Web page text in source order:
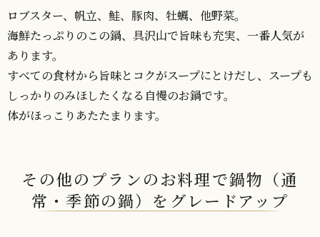
ロブスター、帆立、鮭、豚肉、牡蠣、他野菜。
海鮮たっぷりのこの鍋、具沢山で旨味も充実、一番人気が
あります。
すべての食材から旨味とコクがスープにとけだし、スープも
しっかりのみほしたくなる自慢のお鍋です。
体がほっこりあたたまります。
その他のプランのお料理で鍋物（通
常・季節の鍋）をグレードアップ